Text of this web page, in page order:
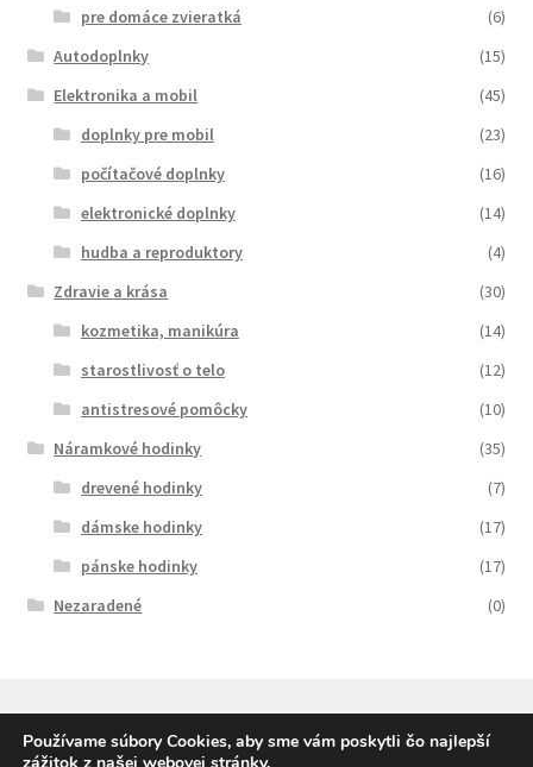
pre domáce zvieratká
(6)
Autodoplnky
(15)
Elektronika a mobil
(45)
doplnky pre mobil
(23)
počítačové doplnky
(16)
elektronické doplnky
(14)
hudba a reproduktory
(4)
Zdravie a krása
(30)
kozmetika, manikúra
(14)
starostlivosť o telo
(12)
antistresové pomôcky
(10)
Náramkové hodinky
(35)
drevené hodinky
(7)
dámske hodinky
(17)
pánske hodinky
(17)
Nezaradené
(0)
Používame súbory Cookies, aby sme vám poskytli čo najlepší